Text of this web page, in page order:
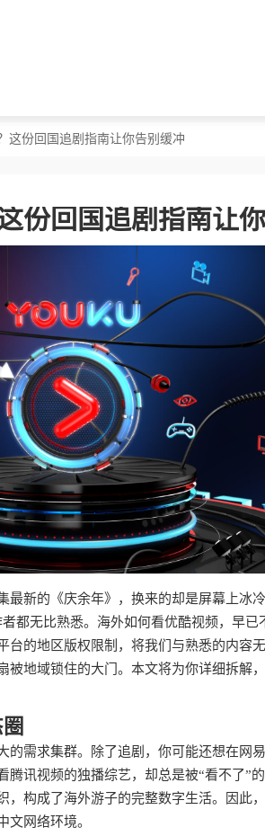
这份回国追剧指南让你告别缓冲
份回国追剧指南让
新的《庆余年》，换来的却是屏幕上冰
都无比熟悉。海外如何看优酷视频，早
的地区版权限制，将我们与熟悉的内容
地域锁住的大门。本文将为你详细拆解
的需求集群。除了追剧，你可能还想在网
讯视频的独播综艺，却总是被“看不了”
，构成了海外游子的完整数字生活。因此
文网络环境。